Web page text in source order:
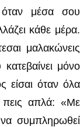
όταν μέσα σου
κάθε μέρα.
μαλακώνεις
μόνο
είσαι όταν όλα
πεις απλά: «Με
συμπληρωθεί